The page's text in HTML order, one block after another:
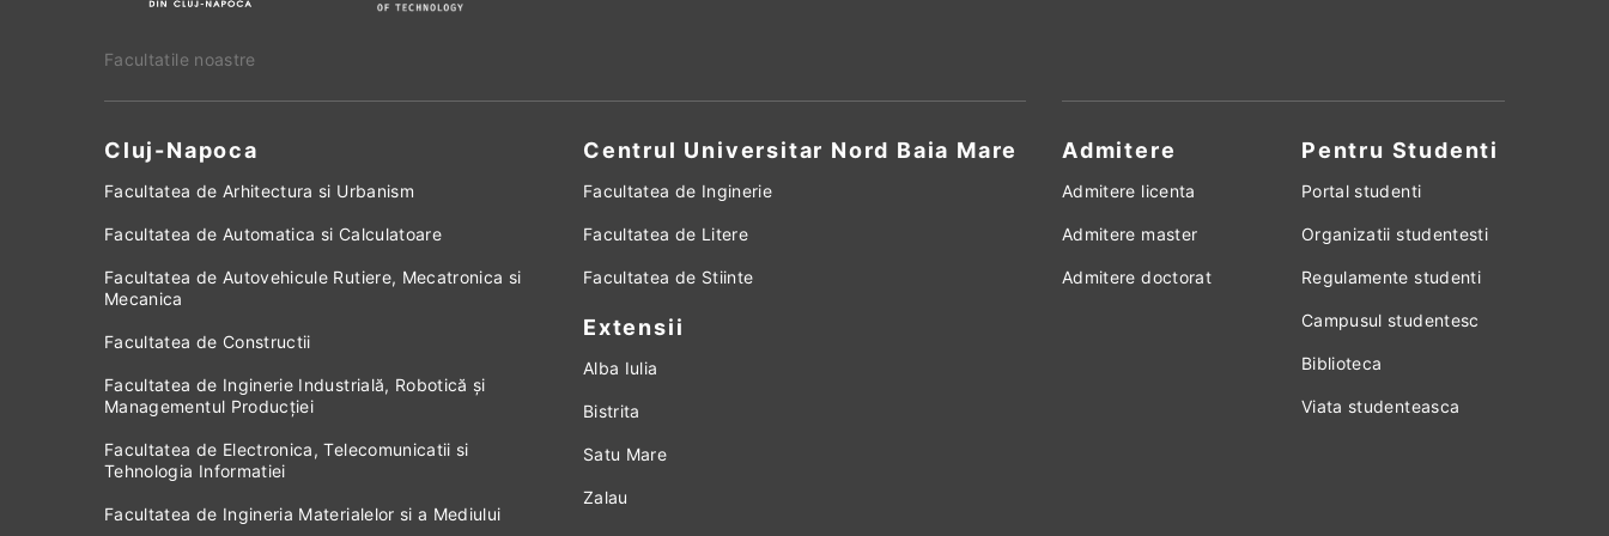
Facultatile noastre
Cluj-Napoca Centrul Universitar Nord Baia Mare
Facultatea de Arhitectura si Urbanism
Facultatea de Automatica si Calculatoare
Facultatea de Autovehicule Rutiere, Mecatronica si
Mecanica
Facultatea de Constructii
Facultatea de Inginerie Industrială, Robotică și
Managementul Producției
Facultatea de Electronica, Telecomunicatii si
Tehnologia Informatiei
Facultatea de Ingineria Materialelor si a Mediului
Facultatea de Inginerie
Facultatea de Litere
Facultatea de Stiinte
Extensii
Alba Iulia
Bistrita
Satu Mare
Zalau
Admitere
Admitere licenta
Admitere master
Admitere doctorat
Pentru Studenti
Portal studenti
Organizatii studentesti
Regulamente studenti
Campusul studentesc
Biblioteca
Viata studenteasca